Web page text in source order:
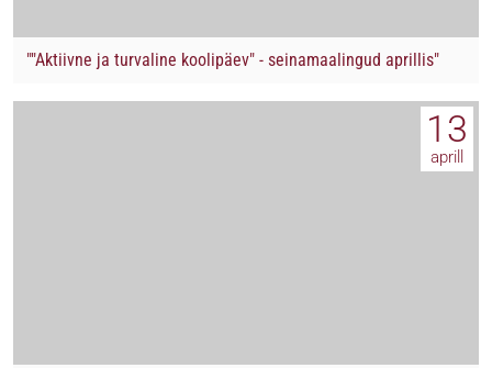
""Aktiivne ja turvaline koolipäev" - seinamaalingud aprillis"
13
aprill